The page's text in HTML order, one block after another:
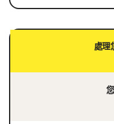
處理